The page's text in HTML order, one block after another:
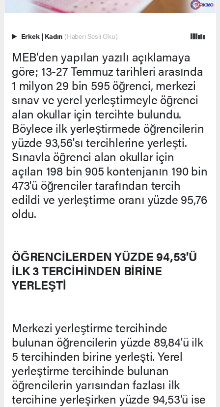
Erkek | Kadın (Haberi Sesli Oku)
MEB'den yapılan yazılı açıklamaya
göre; 13-27 Temmuz tarihleri arasında
1 milyon 29 bin 595 öğrenci, merkezi
sınav ve yerel yerleştirmeyle öğrenci
alan okullar için tercihte bulundu.
Böylece ilk yerleştirmede öğrencilerin
yüzde 93,56'sı tercihlerine yerleşti.
Sınavla öğrenci alan okullar için
açılan 198 bin 905 kontenjanın 190 bin
473'ü öğrenciler tarafından tercih
edildi ve yerleştirme oranı yüzde 95,76
oldu.
ÖĞRENCİLERDEN YÜZDE 94,53'Ü
İLK 3 TERCİHİNDEN BİRİNE
YERLEŞTİ
Merkezi yerleştirme tercihinde
bulunan öğrencilerin yüzde 89,84'ü ilk
5 tercihinden birine yerleşti. Yerel
yerleştirme tercihinde bulunan
öğrencilerin yarısından fazlası ilk
tercihine yerleşirken yüzde 94,53'ü ise